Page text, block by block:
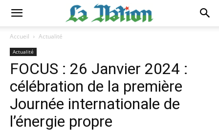
Accueil Actualité
Actualité
FOCUS : 26 Janvier 2024 :
célébration de la première
Journée internationale de
l’énergie propre